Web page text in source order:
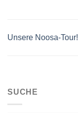
Unsere Noosa-Tour!
SUCHE